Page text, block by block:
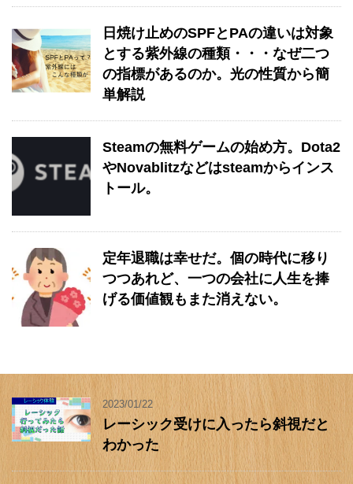
日焼け止めのSPFとPAの違いは対象
とする紫外線の種類・・・なぜ二つ
の指標があるのか。光の性質から簡
単解説
Steamの無料ゲームの始め方。Dota2
やNovablitzなどはsteamからインス
トール。
定年退職は幸せだ。個の時代に移り
つつあれど、一つの会社に人生を捧
げる価値観もまた消えない。
2023/01/22
レーシック受けに入ったら斜視だと
わかった